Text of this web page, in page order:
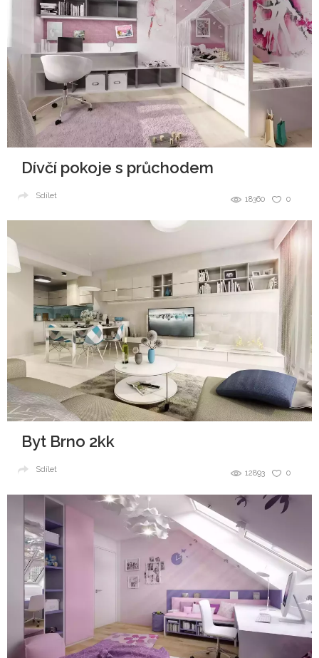
Dívčí pokoje s průchodem
0
18360
Sdílet
Byt Brno 2kk
0
12893
Sdílet